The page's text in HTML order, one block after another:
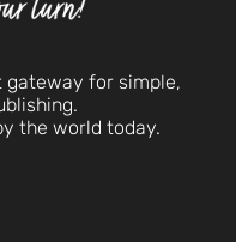
gateway for simple,
the world today.